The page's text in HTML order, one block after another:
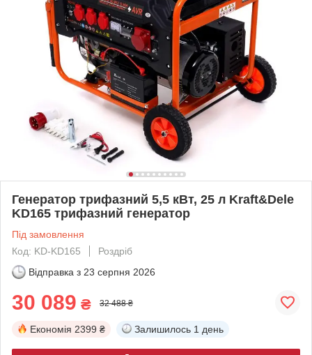
Генератор трифазний 5,5 кВт, 25 л Kraft&Dele
KD165 трифазний генератор
Під замовлення
Код: KD-KD165
Роздріб
Відправка з 23 серпня 2026
30 089 ₴ 32 488 ₴
Економія 2399 ₴ Залишилось 1 день